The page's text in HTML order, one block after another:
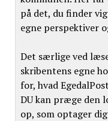
på det, du finder
egne perspektiver
Det særlige ved
skribentens egne
for, hvad
DU kan præge den
op, som optager